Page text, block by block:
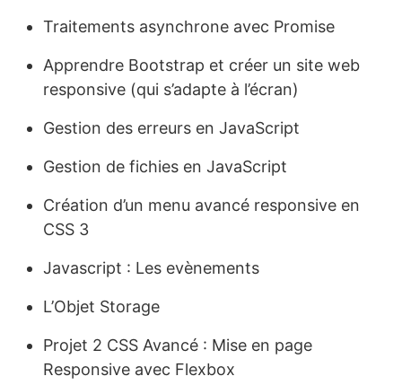
Traitements asynchrone avec Promise
Apprendre Bootstrap et créer un site web
responsive (qui s’adapte à l’écran)
Gestion des erreurs en JavaScript
Gestion de fichies en JavaScript
Création d’un menu avancé responsive en
CSS 3
Javascript : Les evènements
L’Objet Storage
Projet 2 CSS Avancé : Mise en page
Responsive avec Flexbox